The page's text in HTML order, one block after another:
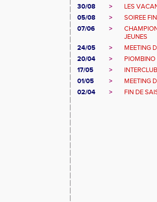
30/08
>
LES
05/08
>
SOIREE
07/06
>
JEUNES
24/05
>
MEETING
20/04
>
PIOMBINO
17/05
>
01/05
>
MEETING
02/04
> FIN DE